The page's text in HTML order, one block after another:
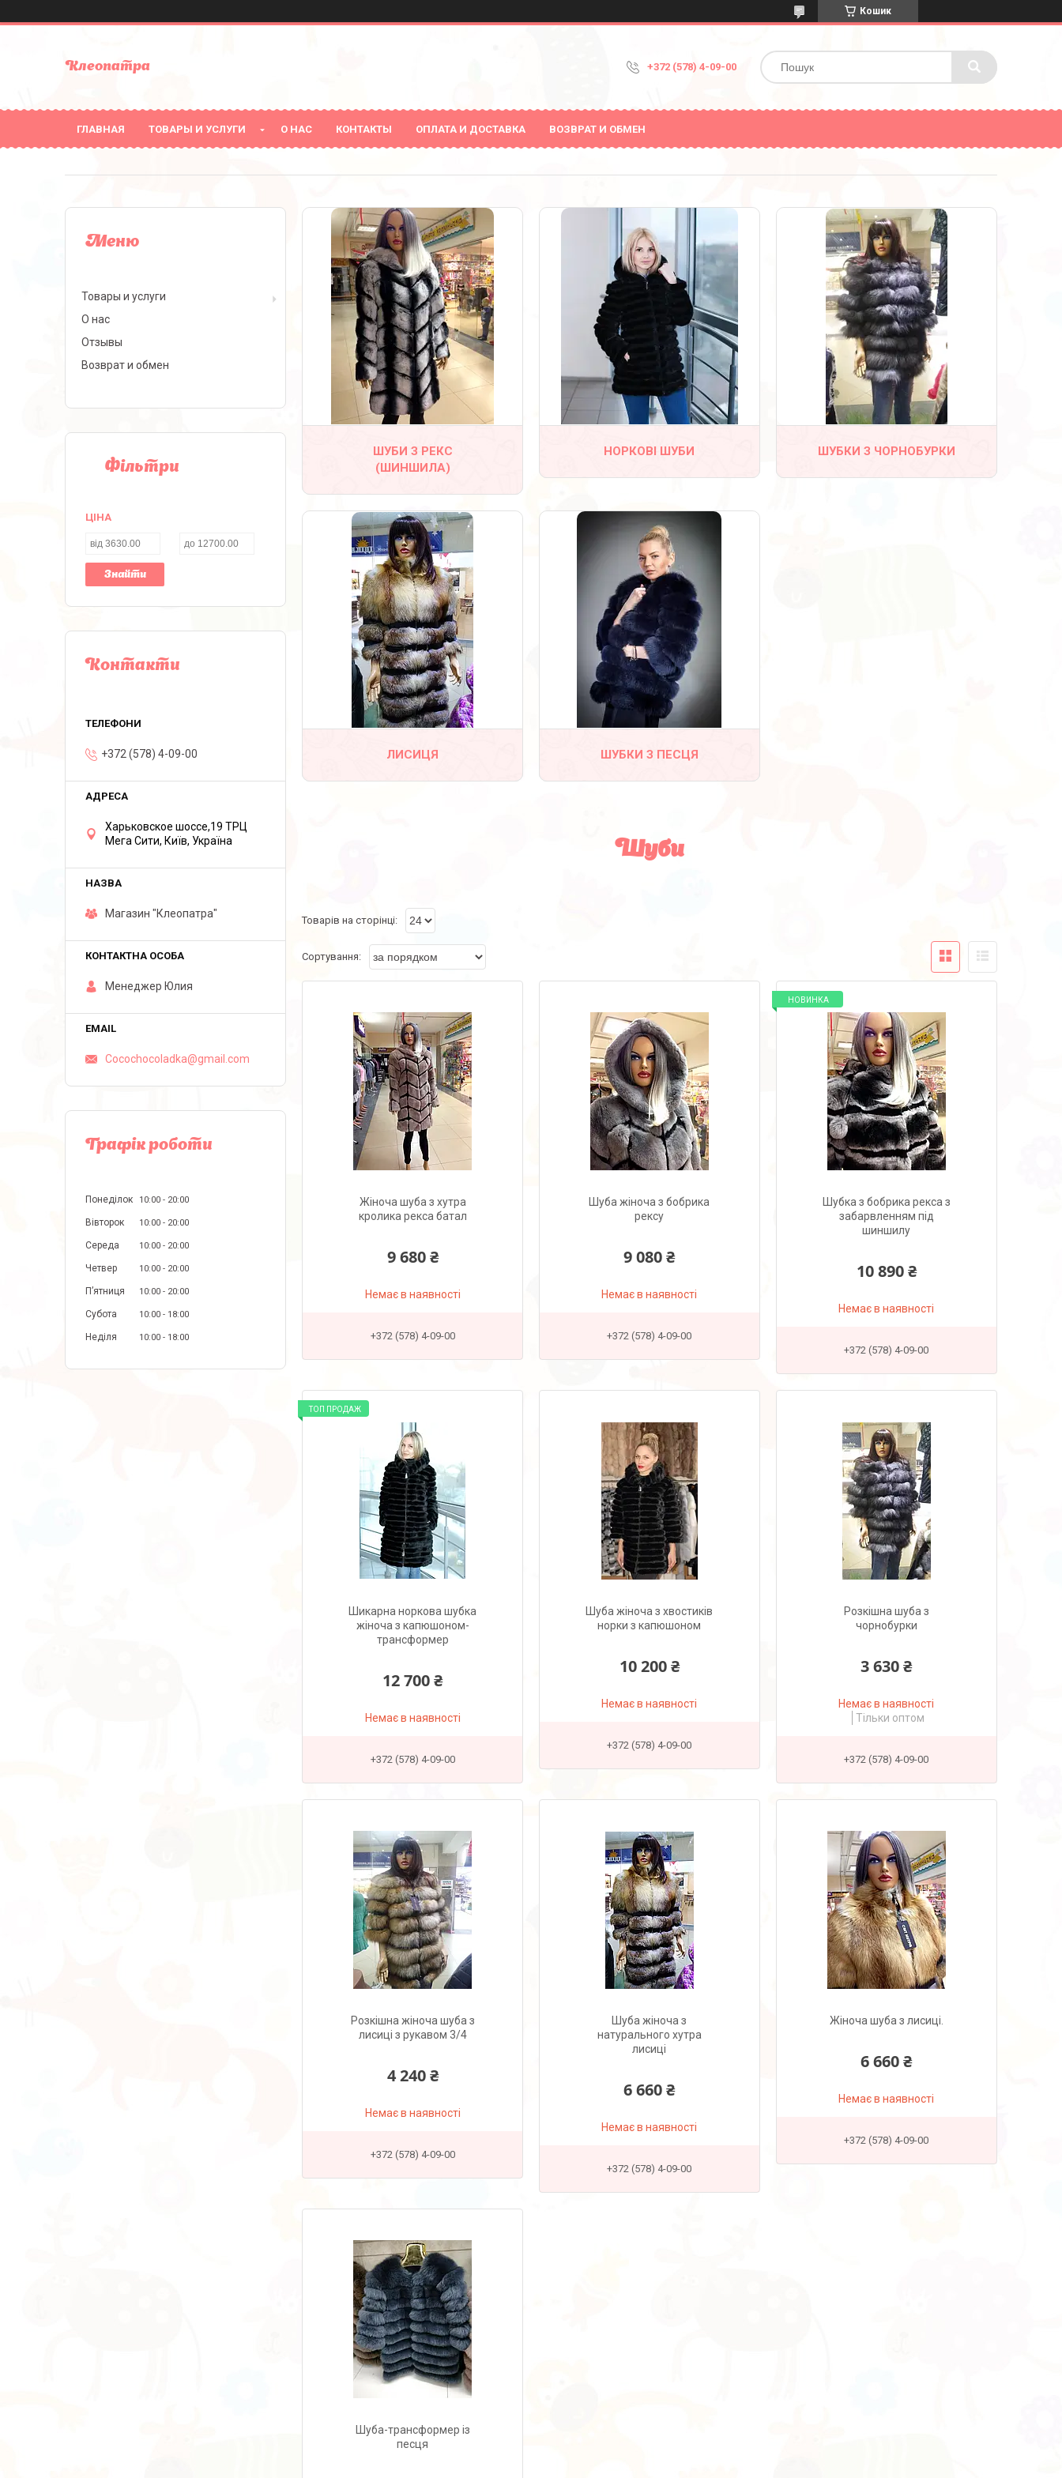
Кошик
Клеопатра +372 (578) 4-09-00
ГЛАВНАЯ ТОВАРЫ И УСЛУГИ О НАС КОНТАКТЫ ОПЛАТА И ДОСТАВКА ВОЗВРАТ И ОБМЕН
ШУБИ З РЕКС
(ШИНШИЛА)
НОРКОВІ ШУБИ ШУБКИ З ЧОРНОБУРКИ
3
ЛИСИЦЯ
1
ШУБКИ З ПЕСЦЯ
Шуби
Жіноча шуба з хутра
кролика рекса батал
9 680 ₴
Немає в наявності
+372 (578) 4-09-00
Шуба жіноча з бобрика
рексу
9 080 ₴
Немає в наявності
+372 (578) 4-09-00
НОВИНКА
Шубка з бобрика рекса з
забарвленням під
шиншилу
10 890 ₴
Немає в наявності
+372 (578) 4-09-00
ТОП ПРОДАЖ
Шикарна норкова шубка
жіноча з капюшоном-
трансформер
12 700 ₴
Немає в наявності
+372 (578) 4-09-00
Шуба жіноча з хвостиків
норки з капюшоном
10 200 ₴
Немає в наявності
+372 (578) 4-09-00
Розкішна шуба з
чорнобурки
3 630 ₴
Немає в наявності
Тільки оптом
+372 (578) 4-09-00
Розкішна жіноча шуба з
лисиці з рукавом 3/4
4 240 ₴
Немає в наявності
+372 (578) 4-09-00
Шуба жіноча з
натурального хутра
лисиці
6 660 ₴
Немає в наявності
+372 (578) 4-09-00
Жіноча шуба з лисиці.
6 660 ₴
Немає в наявності
+372 (578) 4-09-00
Шуба-трансформер із
песця
Товары и услуги
О нас
Отзывы
Возврат и обмен
Фільтри
ЦІНА
Знайти
Контакти
+372 (578) 4-09-00
Харьковское шоссе,19 ТРЦ
Мега Сити, Київ, Україна
Магазин "Клеопатра"
Менеджер Юлия
Cocochocoladka@gmail.com
Графік роботи
Понеділок 10:00 20:00
Вівторок 10:00 20:00
Середа 10:00 20:00
Четвер 10:00 20:00
Пʼятниця 10:00 20:00
Субота 10:00 18:00
Неділя 10:00 18:00